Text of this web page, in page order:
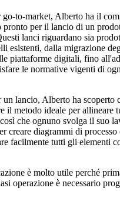
go-to-market, Alberto ha il
pronto per il lancio di un
lanci riguardano sia
esistenti, dalla migrazione
piattaforme digitali, fino
le normative vigenti di
un lancio, Alberto ha scoperto
il metodo ideale per allineare
che ognuno svolga il suo
creare diagrammi di processo
facilmente tutti gli elementi
è molto utile perché
operazione è necessario